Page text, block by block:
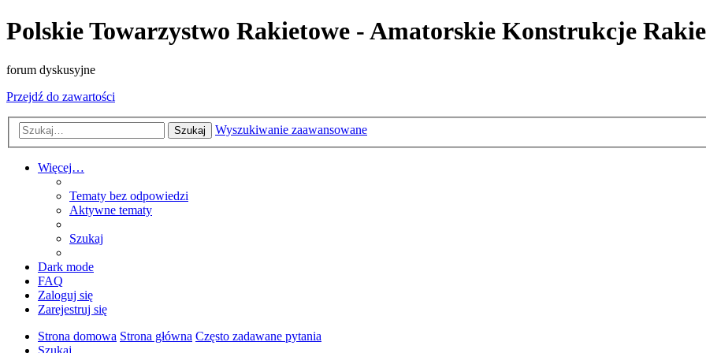
Polskie Towarzystwo Rakietowe - Amatorskie Konstrukcje
forum dyskusyjne
Przejdź do zawartości
Szukaj Wyszukiwanie zaawansowane
Więcej…
Tematy bez odpowiedzi
Aktywne tematy
Szukaj
Dark mode
FAQ
Zaloguj się
Zarejestruj się
Strona domowa Strona główna Często zadawane pytania